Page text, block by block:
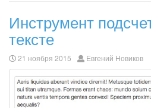
Инструмент
тексте
21 ноября 2015 Евгений Новиков